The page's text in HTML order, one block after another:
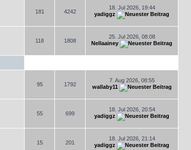
181 4242
18. Jul 2026, 19:44
yadiggz
118 1808
25. Jul 2026, 08:08
Nellaainey
95 1792
7. Aug 2026, 08:55
wallaby11
55 699
18. Jul 2026, 20:54
yadiggz
15 201
18. Jul 2026, 21:14
yadiggz